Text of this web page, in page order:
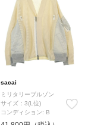
sacai
ミリタリーブルゾン
サイズ：3(L位)
コンディション: B